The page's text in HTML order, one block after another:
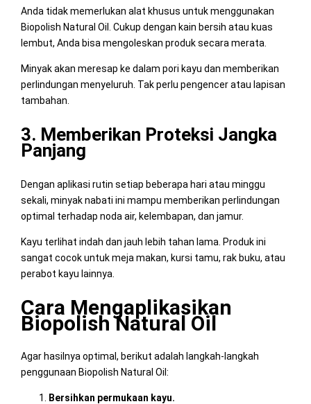
Anda tidak memerlukan alat khusus untuk menggunakan
Biopolish Natural Oil. Cukup dengan kain bersih atau kuas
lembut, Anda bisa mengoleskan produk secara merata.
Minyak akan meresap ke dalam pori kayu dan memberikan
perlindungan menyeluruh. Tak perlu pengencer atau lapisan
tambahan.
3. Memberikan Proteksi Jangka
Panjang
Dengan aplikasi rutin setiap beberapa hari atau minggu
sekali, minyak nabati ini mampu memberikan perlindungan
optimal terhadap noda air, kelembapan, dan jamur.
Kayu terlihat indah dan jauh lebih tahan lama. Produk ini
sangat cocok untuk meja makan, kursi tamu, rak buku, atau
perabot kayu lainnya.
Cara Mengaplikasikan
Biopolish Natural Oil
Agar hasilnya optimal, berikut adalah langkah-langkah
penggunaan Biopolish Natural Oil:
Bersihkan permukaan kayu.